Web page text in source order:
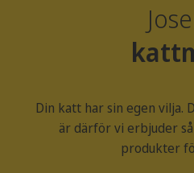
Din katt har sin egen vilja.
är därför vi erbjuder
produkter